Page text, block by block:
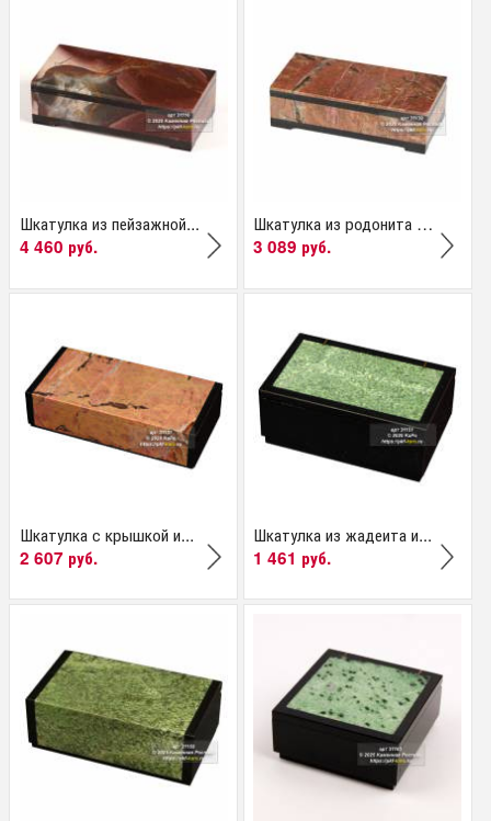
Шкатулка из пейзажной...
4 460 руб.
Шкатулка из родонита и...
3 089 руб.
Шкатулка с крышкой и...
2 607 руб.
Шкатулка из жадеита и...
1 461 руб.